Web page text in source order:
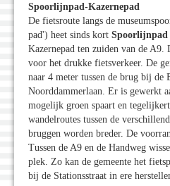
Spoorlijnpad-Kazernepad
De fietsroute langs de
pad') heet sinds kort Spoorlijnpad
Kazernepad ten zuiden van de A9.
voor het drukke fietsverkeer. De
naar 4 meter tussen de brug bij de
Noorddammerlaan. Er is gewerkt
mogelijk groen spaart en
wandelroutes tussen de
bruggen worden breder. De
Tussen de A9 en de Handweg
plek. Zo kan de gemeente het
bij de Stationsstraat in ere